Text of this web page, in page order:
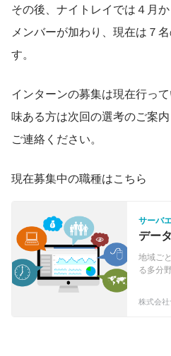
その後、ナイトレイでは４月
メンバーが加わり、現在は７
す。
インターンの募集は現在行っ
味ある方は次回の選考のご案
ご連絡ください。
現在募集中の職種はこちら
サーバ
デー
した
ア募
地域ご
る多分
イト)」
株式会